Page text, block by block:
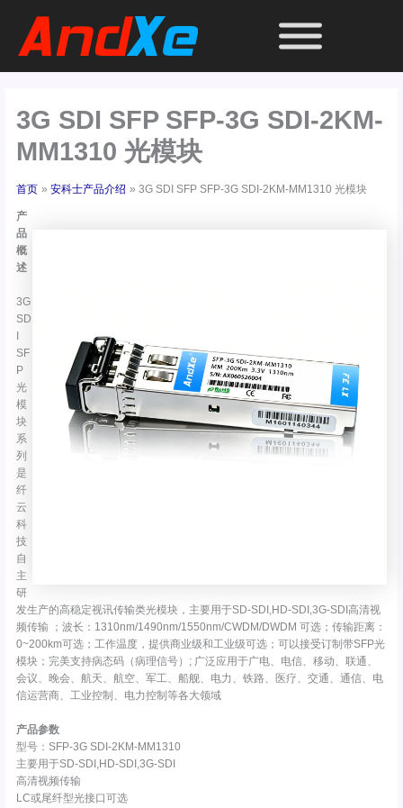
3G SDI SFP SFP-3G SDI-2KM-
MM1310 光模块
首页 安科士产品介绍 3G SDI SFP SFP-3G SDI-2KM-MM1310 光模块
产
品
概
述
3G
SD
SF
P
光
模
块
系
列
是
纤
云
科
技
自
主
研
发生产的高稳定视讯传输类光模块，主要用于SD-SDI,HD-SDI,3G-SDI高清视
频传输 ；波长：1310nm/1490nm/1550nm/CWDM/DWDM 可选；传输距离：
0~200km可选；工作温度，提供商业级和工业级可选；可以接受订制带SFP光
模块；完美支持病态码（病理信号）; 广泛应用于广电、电信、移动、联通、
会议、晚会、航天、航空、军工、船舰、电力、铁路、医疗、交通、通信、电
信运营商、工业控制、电力控制等各大领域
产品参数
型号：SFP-3G SDI-2KM-MM1310
主要用于SD-SDI,HD-SDI,3G-SDI
高清视频传输
LC或尾纤型光接口可选